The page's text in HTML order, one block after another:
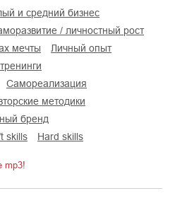
и средний бизнес
/ личностный рост
мечты
личный опыт
тренинги
самореализация
методики
бренд
skills hard skills
mp3!